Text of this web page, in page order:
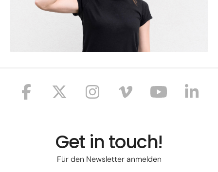
Get in touch!
Für den Newsletter anmelden